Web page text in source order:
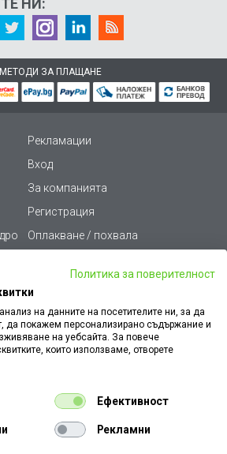
133x38x1.6 [mm]
134x72 [mm]
150x140 [mm]
160x125 [mm]
171x64 [mm]
НИ:
МЕТОДИ ЗА ПЛАЩАНЕ
Рекламации
Вход
За компанията
Регистрация
Оплакване / похвала
КЗП
Кариери
Платформа за AРС
Политика за поверителност
на данните на посетителите ни, за да
да покажем персонализирано съдържание и
на уебсайта. За повече
които използваме, отворете
Ефективност
Рекламни